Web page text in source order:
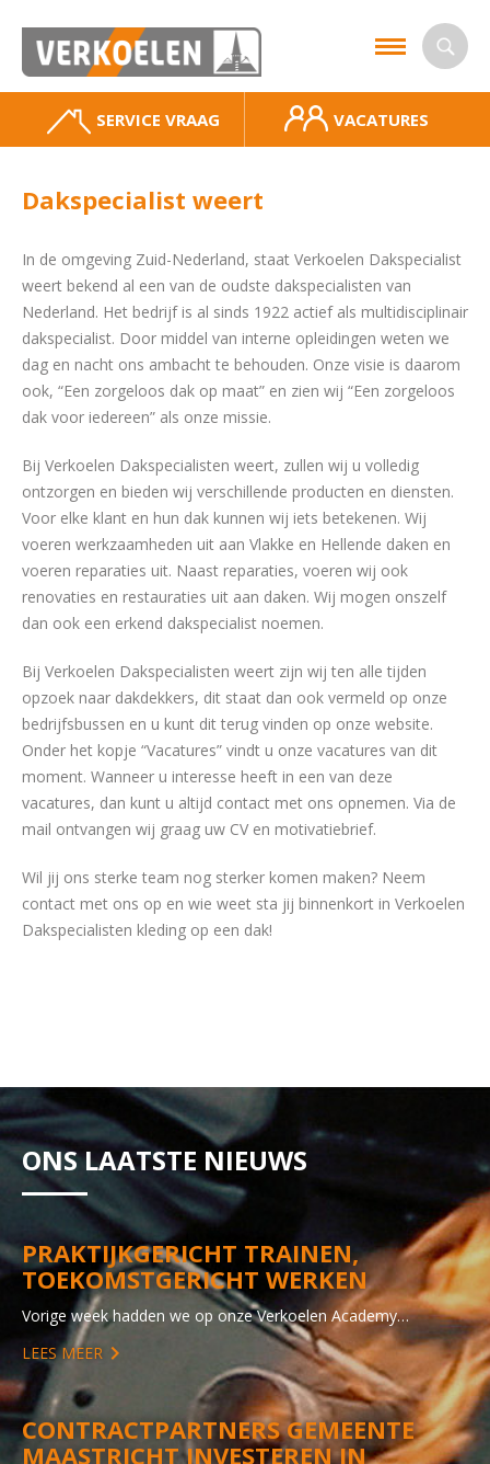
SERVICE VRAAG VACATURES
Dakspecialist weert
In de omgeving Zuid-Nederland, staat Verkoelen Dakspecialist
weert bekend al een van de oudste dakspecialisten van
Nederland. Het bedrijf is al sinds 1922 actief als multidisciplinair
dakspecialist. Door middel van interne opleidingen weten we
dag en nacht ons ambacht te behouden. Onze visie is daarom
ook, “Een zorgeloos dak op maat” en zien wij “Een zorgeloos
dak voor iedereen” als onze missie.
Bij Verkoelen Dakspecialisten weert, zullen wij u volledig
ontzorgen en bieden wij verschillende producten en diensten.
Voor elke klant en hun dak kunnen wij iets betekenen. Wij
voeren werkzaamheden uit aan Vlakke en Hellende daken en
voeren reparaties uit. Naast reparaties, voeren wij ook
renovaties en restauraties uit aan daken. Wij mogen onszelf
dan ook een erkend dakspecialist noemen.
Bij Verkoelen Dakspecialisten weert zijn wij ten alle tijden
opzoek naar dakdekkers, dit staat dan ook vermeld op onze
bedrijfsbussen en u kunt dit terug vinden op onze website.
Onder het kopje “Vacatures” vindt u onze vacatures van dit
moment. Wanneer u interesse heeft in een van deze
vacatures, dan kunt u altijd contact met ons opnemen. Via de
mail ontvangen wij graag uw CV en motivatiebrief.
Wil jij ons sterke team nog sterker komen maken? Neem
contact met ons op en wie weet sta jij binnenkort in Verkoelen
Dakspecialisten kleding op een dak!
ONS LAATSTE NIEUWS
PRAKTIJKGERICHT TRAINEN,
TOEKOMSTGERICHT WERKEN
Vorige week hadden we op onze Verkoelen Academy…
LEES MEER
CONTRACTPARTNERS GEMEENTE
MAASTRICHT INVESTEREN IN